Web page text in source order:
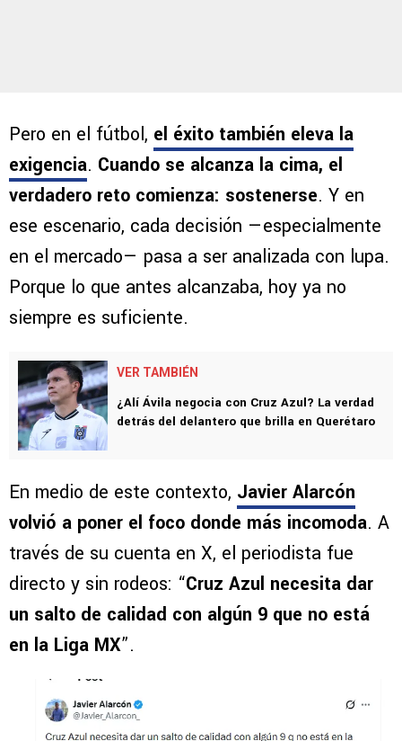
Pero en el fútbol, el éxito también eleva la
exigencia. Cuando se alcanza la cima, el
verdadero reto comienza: sostenerse. Y en
ese escenario, cada decisión —especialmente
en el mercado— pasa a ser analizada con lupa.
Porque lo que antes alcanzaba, hoy ya no
siempre es suficiente.
VER TAMBIÉN
¿Alí Ávila negocia con Cruz Azul? La verdad
detrás del delantero que brilla en Querétaro
En medio de este contexto, Javier Alarcón
volvió a poner el foco donde más incomoda. A
través de su cuenta en X, el periodista fue
directo y sin rodeos: “Cruz Azul necesita dar
un salto de calidad con algún 9 que no está
en la Liga MX”.